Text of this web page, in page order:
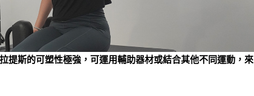
提斯的可塑性極強，可運用輔助器材或結合其他不同運動，來